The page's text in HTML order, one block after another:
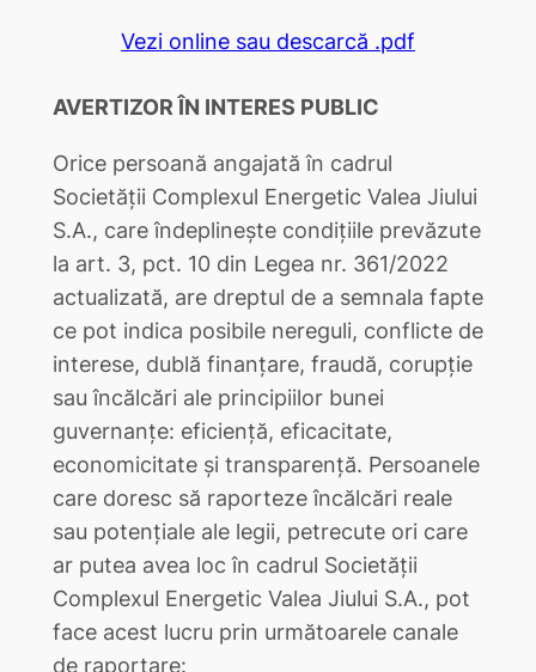
Vezi online sau descarcă .pdf
AVERTIZOR ÎN INTERES PUBLIC
Orice persoană angajată în cadrul
Societății Complexul Energetic Valea Jiului
S.A., care îndeplinește condițiile prevăzute
la art. 3, pct. 10 din Legea nr. 361/2022
actualizată, are dreptul de a semnala fapte
ce pot indica posibile nereguli, conflicte de
interese, dublă finanțare, fraudă, corupție
sau încălcări ale principiilor bunei
guvernanțe: eficiență, eficacitate,
economicitate și transparență. Persoanele
care doresc să raporteze încălcări reale
sau potențiale ale legii, petrecute ori care
ar putea avea loc în cadrul Societății
Complexul Energetic Valea Jiului S.A., pot
face acest lucru prin următoarele canale
de raportare: